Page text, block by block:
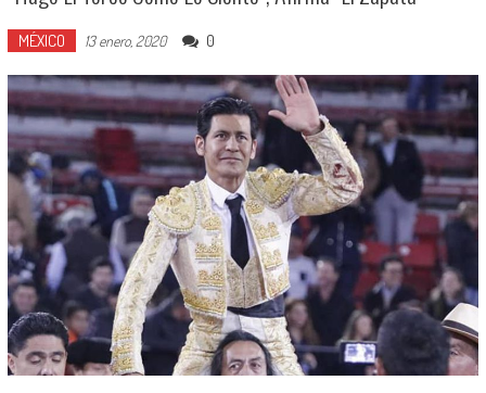
MÉXICO 13 enero, 2020 0